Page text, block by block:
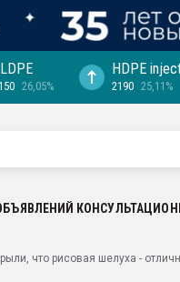
26,05%
HDPE
2190 25,11%
что рисовая шелуха -